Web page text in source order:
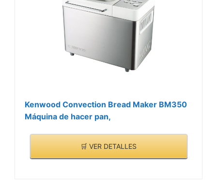
Kenwood Convection Bread Maker BM350
Máquina de hacer pan,
🛒 VER DETALLES